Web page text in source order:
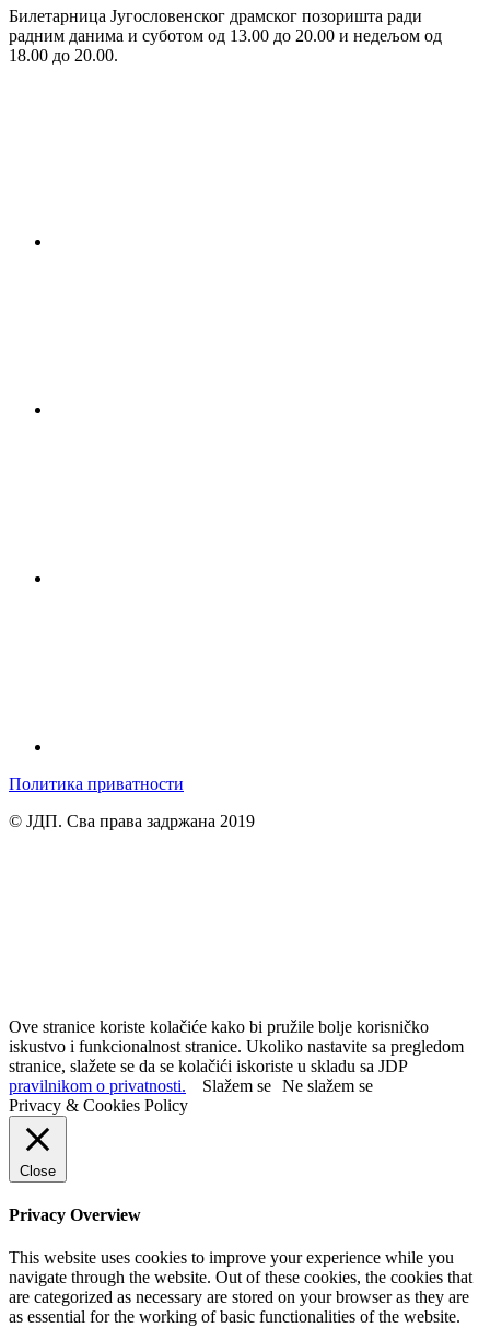
Билетарница Југословенског драмског позоришта ради
радним данима и суботом од 13.00 до 20.00 и недељом од
18.00 до 20.00.
Политика приватности
© ЈДП. Сва права задржана 2019
Ove stranice koriste kolačiće kako bi pružile bolje korisničko
iskustvo i funkcionalnost stranice. Ukoliko nastavite sa pregledom
stranice, slažete se da se kolačići iskoriste u skladu sa JDP
pravilnikom o privatnosti.
Slažem se Ne slažem se
Privacy & Cookies Policy
Close
Privacy Overview
This website uses cookies to improve your experience while you
navigate through the website. Out of these cookies, the cookies that
are categorized as necessary are stored on your browser as they are
as essential for the working of basic functionalities of the website.